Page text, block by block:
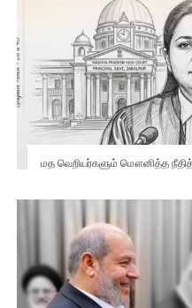
மத வெறியர்களும் மௌனித்த